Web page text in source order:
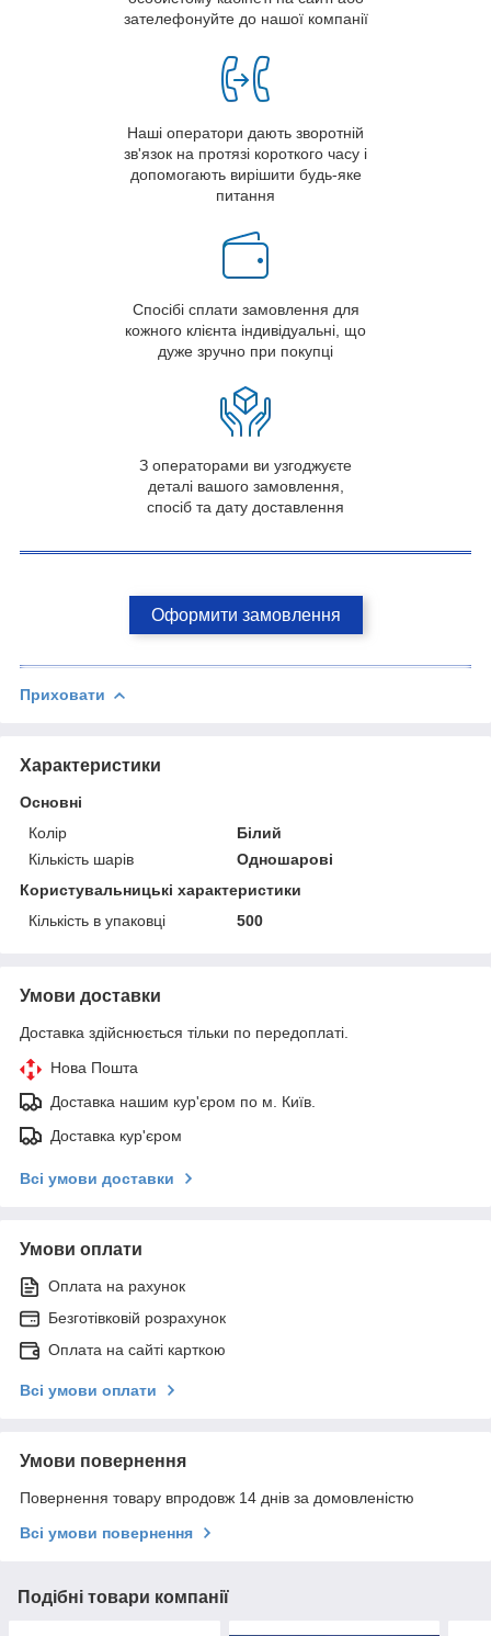
зателефонуйте до нашої компанії
Наші оператори дають зворотній
зв'язок на протязі короткого часу і
допомогають вирішити будь-яке
питання
Спосібі сплати замовлення для
кожного клієнта індивідуальні, що
дуже зручно при покупці
З операторами ви узгоджуєте
деталі вашого замовлення,
спосіб та дату доставлення
Оформити замовлення
Приховати
Характеристики
Основні
Колір
Білий
Кількість шарів
Одношарові
Користувальницькі характеристики
Кількість в упаковці
500
Умови доставки
Доставка здійснюється тільки по передоплаті.
Нова Пошта
Доставка нашим кур'єром по м. Київ.
Доставка кур'єром
Всі умови доставки
Умови оплати
Оплата на рахунок
Безготівковій розрахунок
Оплата на сайті карткою
Всі умови оплати
Умови повернення
Повернення товару впродовж 14 днів за домовленістю
Всі умови повернення
Подібні товари компанії